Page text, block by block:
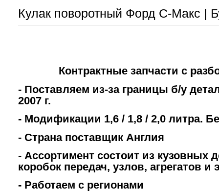
Кулак поворотный Форд С-Макс |
Контрактные запчасти с
- Поставляем из-за границы б/у
2007 г.
- Модификации 1,6 / 1,8 / 2,0 литра.
- Страна поставщик Англия
- Ассортимент состоит из кузовных
коробок передач, узлов, агрегатов и
- Работаем с регионами